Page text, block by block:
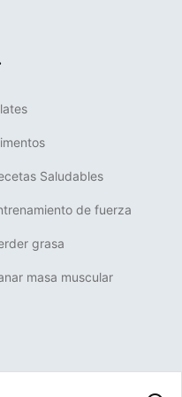
Saludables
de fuerza
grasa
masa muscular